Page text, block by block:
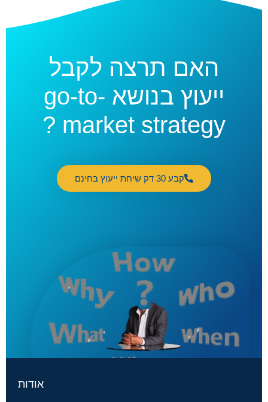
האם תרצה לקבל
ייעוץ בנושא go-to-
market strategy ?
קבע 30 דק שיחת ייעוץ בחינם
אודות